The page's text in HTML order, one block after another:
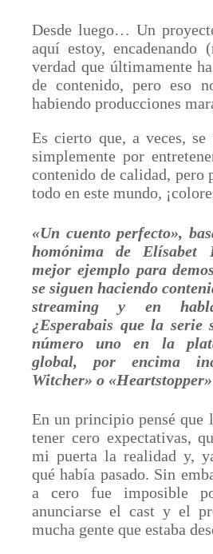
Desde luego… Un
aquí estoy, encadenando
verdad que últimamente
de contenido, pero eso
habiendo producciones
Es cierto que, a veces, se
simplemente por
contenido de calidad, pero
todo en este mundo,
«Un cuento perfecto»,
homónima de Elísabet
mejor ejemplo para
se siguen haciendo
streaming y en
¿Esperabais que la serie
número uno en la
global, por encima
Witcher» o «Heartstopper»
En un principio pensé que
tener cero expectativas,
mi puerta la realidad y,
qué había pasado. Sin
a cero fue imposible
anunciarse el cast y el
mucha gente que estaba